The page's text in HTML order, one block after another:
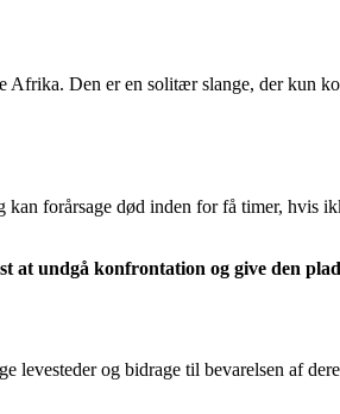
Den er en solitær slange, der kun
forårsage død inden for få timer, hvis
at undgå konfrontation og give den
og bidrage til bevarelsen af